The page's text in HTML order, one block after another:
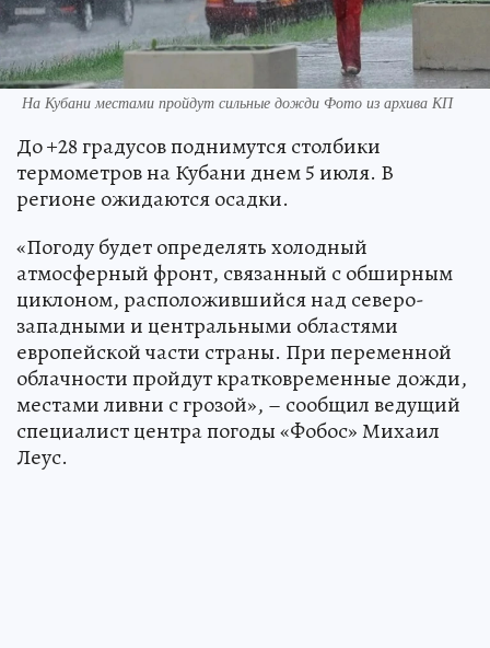
На Кубани местами пройдут сильные дожди Фото из архива КП
До +28 градусов поднимутся столбики
термометров на Кубани днем 5 июля. В
регионе ожидаются осадки.
«Погоду будет определять холодный
атмосферный фронт, связанный с обширным
циклоном, расположившийся над северо-
западными и центральными областями
европейской части страны. При переменной
облачности пройдут кратковременные дожди,
местами ливни с грозой», – сообщил ведущий
специалист центра погоды «Фобос» Михаил
Леус.